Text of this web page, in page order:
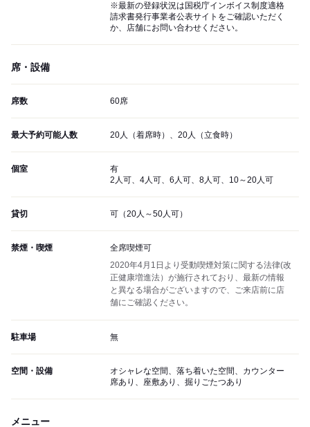
※最新の登録状況は国税庁インボイス制度適格
請求書発行事業者公表サイトをご確認いただく
か、店舗にお問い合わせください。
席・設備
席数 60席
最大予約可能人数 20人（着席時）、20人（立食時）
個室
有
2人可、4人可、6人可、8人可、10～20人可
貸切 可（20人～50人可）
禁煙・喫煙
全席喫煙可
2020年4月1日より受動喫煙対策に関する法律(改
正健康増進法）が施行されており、最新の情報
と異なる場合がございますので、ご来店前に店
舗にご確認ください。
駐車場 無
空間・設備
オシャレな空間、落ち着いた空間、カウンター
席あり、座敷あり、掘りごたつあり
メニュー